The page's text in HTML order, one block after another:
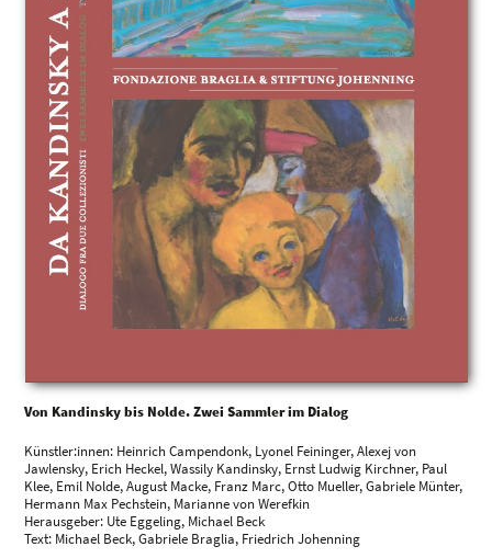
Von Kandinsky bis Nolde. Zwei Sammler im Dialog
Künstler:innen: Heinrich Campendonk, Lyonel Feininger, Alexej von
Jawlensky, Erich Heckel, Wassily Kandinsky, Ernst Ludwig Kirchner, Paul
Klee, Emil Nolde, August Macke, Franz Marc, Otto Mueller, Gabriele Münter,
Hermann Max Pechstein, Marianne von Werefkin
Herausgeber: Ute Eggeling, Michael Beck
Text: Michael Beck, Gabriele Braglia, Friedrich Johenning